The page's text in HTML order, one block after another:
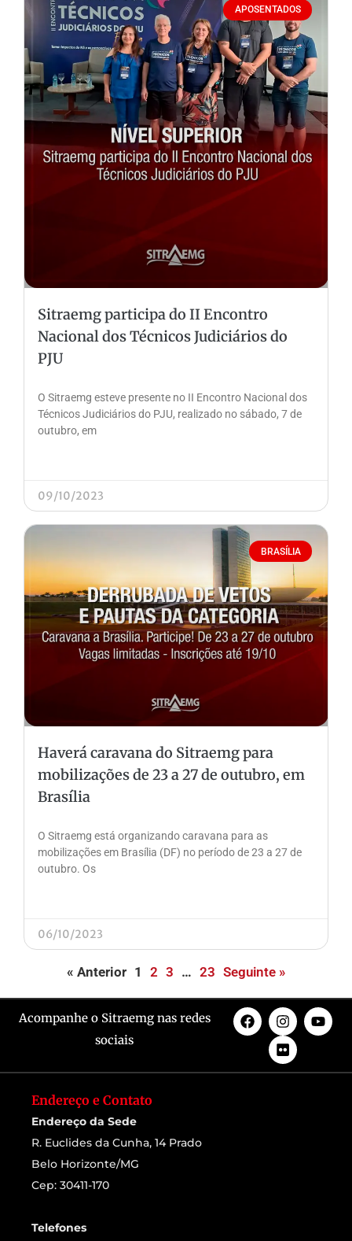
APOSENTADOS
Sitraemg participa do II Encontro
Nacional dos Técnicos Judiciários do
PJU
O Sitraemg esteve presente no II Encontro Nacional dos
Técnicos Judiciários do PJU, realizado no sábado, 7 de
outubro, em
09/10/2023
BRASÍLIA
Haverá caravana do Sitraemg para
mobilizações de 23 a 27 de outubro, em
Brasília
O Sitraemg está organizando caravana para as
mobilizações em Brasília (DF) no período de 23 a 27 de
outubro. Os
06/10/2023
« Anterior 1 2 3 … 23 Seguinte »
Acompanhe o Sitraemg nas redes
sociais
Endereço e Contato
Endereço da Sede
R. Euclides da Cunha, 14 Prado
Belo Horizonte/MG
Cep: 30411-170
Telefones